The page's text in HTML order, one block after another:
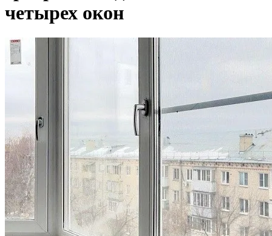
четырех окон